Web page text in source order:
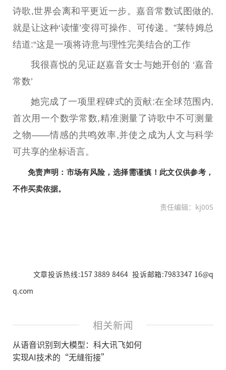
诗歌,世界会离和平更近一步。嘉音常数试图做的,
就是让这种‘读懂’变得可操作、可传递。”莱特姆总
结道:“这是一项将诗意与理性完美结合的工作
我很喜悦的见证赵嘉音女士与她开创的 ‘嘉音
常数’
她完成了一项里程碑式的贡献:在全球范围内,
首次用一个数学常数,精准测量了诗歌中不可测量
之物——情感的共鸣效率,并使之成为人文与科学
可共享的坐标语言。
免责声明：市场有风险，选择需谨慎！此文仅供参考，
不作买卖依据。
责任编辑：kj005
文章投诉热线:157 3889 8464 投诉邮箱:7983347 16@q
q.com
相关新闻
从语音识别到大模型：科大讯飞如何
实现AI技术的“无缝衔接”